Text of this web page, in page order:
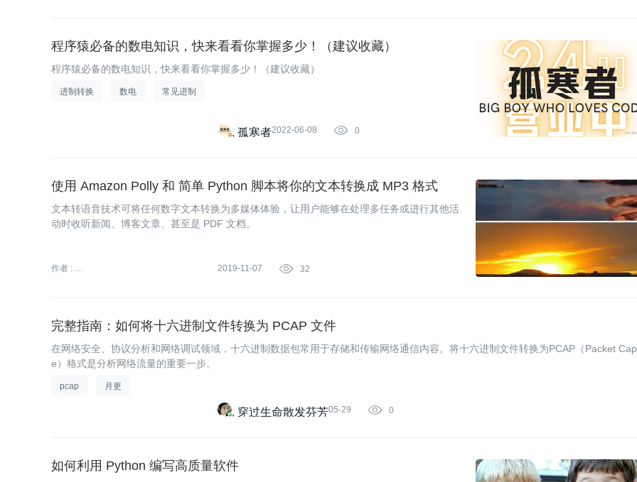
程序猿必备的数电知识，快来看看你掌握多少！（建议收藏）
程序猿必备的数电知识，快来看看你掌握多少！（建议收藏）
进制转换 数电 常见进制
孤寒者2022-06-08  0
使用 Amazon Polly 和 简单 Python 脚本将你的文本转换成 MP3 格式
文本转语音技术可将任何数字文本转换为多媒体体验，让用户能够在处理多任务或进行其他活
动时收听新闻、博客文章、甚至是 PDF 文档。
作者 :
2019-11-07  32
完整指南：如何将十六进制文件转换为 PCAP 文件
在网络安全、协议分析和网络调试领域，十六进制数据包常用于存储和传输网络通信内容。将十六进制文件转换为PCAP（Packet
e）格式是分析网络流量的重要一步。
pcap 月更
穿过生命散发芬芳05-29  0
如何利用 Python 编写高质量软件